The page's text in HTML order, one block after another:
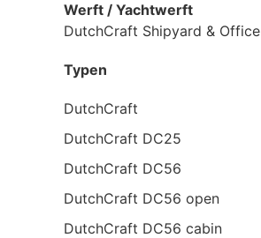
Werft / Yachtwerft
DutchCraft Shipyard & Office
Typen
DutchCraft
DutchCraft DC25
DutchCraft DC56
DutchCraft DC56 open
DutchCraft DC56 cabin